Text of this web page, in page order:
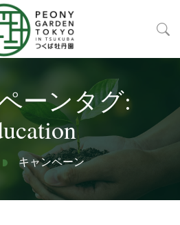
ーンタグ:
キャンペーン